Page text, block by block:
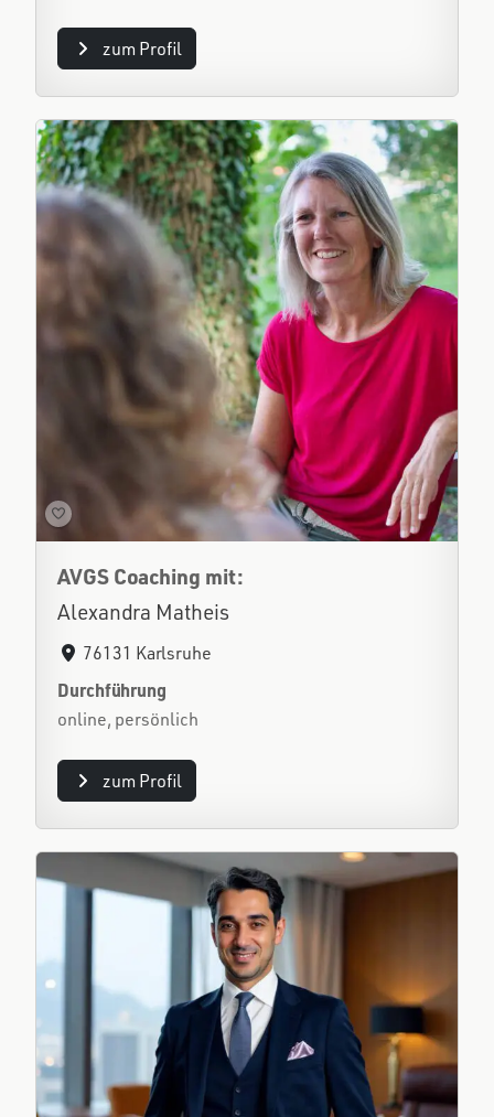
zum Profil
AVGS Coaching mit:
Alexandra Matheis
76131 Karlsruhe
Durchführung
online, persönlich
zum Profil